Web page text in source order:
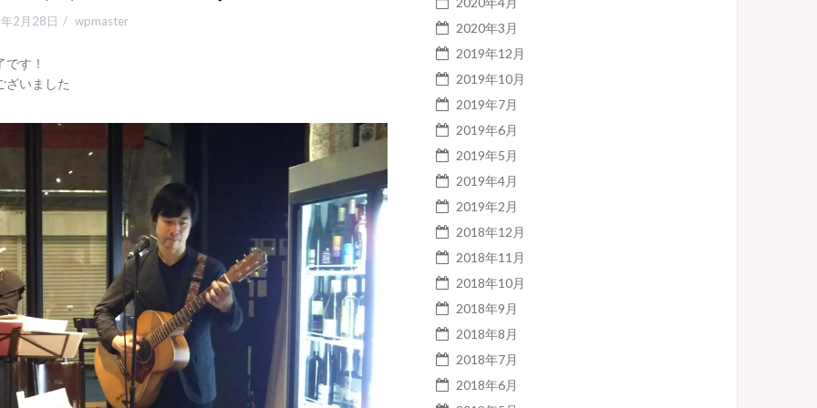
2月28日 wpmaster
す！
ざいました
2020年3月
2019年12月
2019年10月
2019年7月
2019年6月
2019年5月
2019年4月
2019年2月
2018年12月
2018年11月
2018年10月
2018年9月
2018年8月
2018年7月
2018年6月